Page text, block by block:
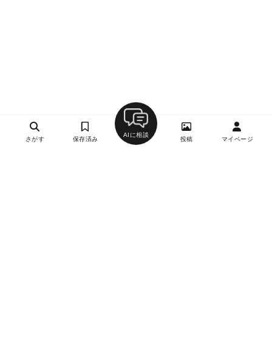
さがす 保存済み
AIに相談
投稿 マイページ